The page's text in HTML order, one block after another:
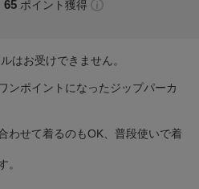
65 ポイント獲得
はお受けできません。
ンポイントになったジップパーカ
わせて着るのもOK、普段使いで着
。